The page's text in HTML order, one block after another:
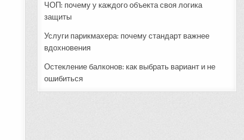
ЧОП: почему у каждого объекта своя логика
защиты
Услуги парикмахера: почему стандарт важнее
вдохновения
Остекление балконов: как выбрать вариант и не
ошибиться